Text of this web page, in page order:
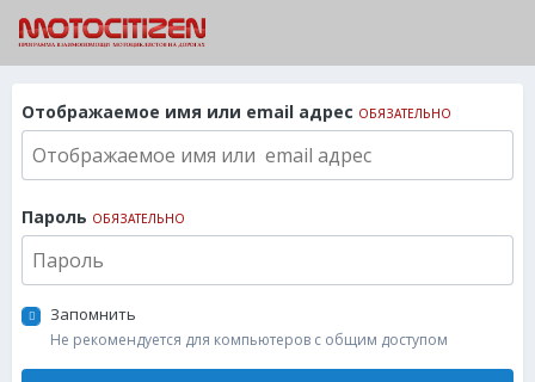
Отображаемое имя или email адрес ОБЯЗАТЕЛЬНО
Пароль ОБЯЗАТЕЛЬНО
Запомнить
Не рекомендуется для компьютеров с общим доступом